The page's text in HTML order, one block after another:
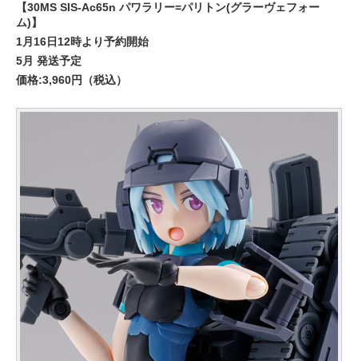
【30MS SIS-Ac65n パワラリー=パリトン(グラーヴェフォー
ム)】
1月16日12時より予約開始
5月 発送予定
価格:3,960円（税込）